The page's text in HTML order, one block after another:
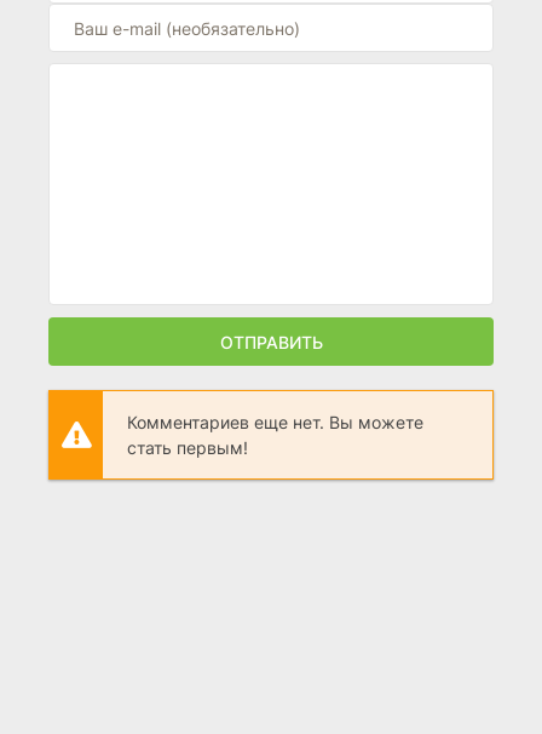
ОТПРАВИТЬ
Комментариев еще нет. Вы можете
стать первым!